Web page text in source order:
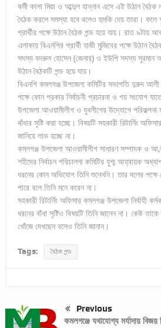
কর্মী কালা মিয়া ও আব্দুল হান্নান এসে এই উঠান
বৈঠক করলে সমস্যা হবে বলেও হুমকি দেয় তারা। ফলে
প্রার্থীর পক্ষে উঠান বৈঠক পন্ড হয়ে যায়। রাত ৯টায়
এলাকায় বিএনপির প্রার্থী হাজী মুজিবের পক্ষে উঠান
সদস্য বদরুল হোসেন (জেনার) ও ইউপি সদস্য সুরমান
উঠান বৈঠকটি পন্ড হয়ে যায়।
বিএনপি কমলগঞ্জ উপজেলা কমিটির সভাপতি দুরুদ আলী
পক্ষে কোন প্রকার নির্বাচনী প্রচারনা ও গয় সংযোগ
উপজেলা আওয়ামীলীগ ও যুবলীগের উদ্যোগে
বাঁধার সৃষ্টি করা হচ্ছে। বিষয়টি সহকারী রিটার্নিং
জানিয়ে লাভ হচ্ছে না।
কমলগঞ্জ উপজেলা আওয়ামীলীগ সাধারণ সম্পাদক ও
শহীদের নির্বাচন পরিচালনা কমিটির যুগ্ম আহ্বায়ক
ধরনের কোন অভিযোগ তিনি শুনেননি। তার দলের পক্ষে
পারে বলে তিনি মনে করেন না।
সহকারী রিটার্নিং অফিসার কমলগঞ্জ উপজেলা নির্বাহী
ধরনের বাঁধা সৃষ্টিও বিষয়টি তিনি জানেন না। কেউ
খোঁজে দেখছেন বলেও তিনি জানান।
Tags: বৈঠক পন্ড
Previous
কমলগঞ্জে যথাযোগ্য মর্যাদায়